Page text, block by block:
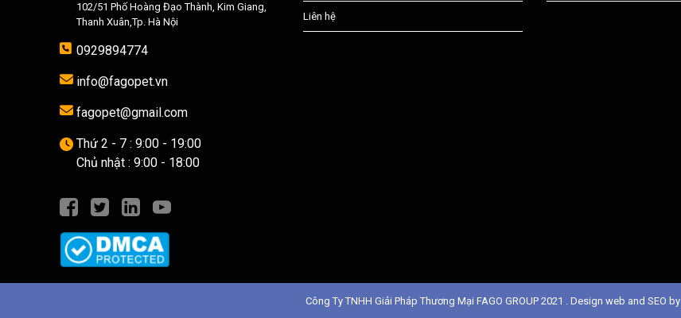
102/51 Phố Hoàng Đạo Thành, Kim Giang,
Thanh Xuân,Tp. Hà Nội
0929894774
info@fagopet.vn
fagopet@gmail.com
Thứ 2 - 7 : 9:00 - 19:00
Chủ nhật : 9:00 - 18:00
Liên hệ
Công Ty TNHH Giải Pháp Thương Mại FAGO GROUP 2021 . Design web and SEO by